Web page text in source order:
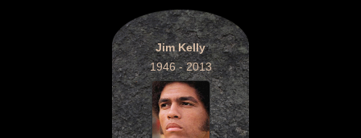
Jim Kelly
1946 - 2013